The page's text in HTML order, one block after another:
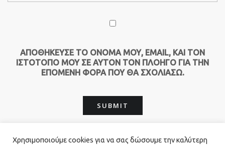
ΑΠΟΘΉΚΕΥΣΕ ΤΟ ΌΝΟΜΆ ΜΟΥ, EMAIL, ΚΑΙ ΤΟΝ
ΙΣΤΌΤΟΠΟ ΜΟΥ ΣΕ ΑΥΤΌΝ ΤΟΝ ΠΛΟΗΓΌ ΓΙΑ ΤΗΝ
ΕΠΌΜΕΝΗ ΦΟΡΆ ΠΟΥ ΘΑ ΣΧΟΛΙΆΣΩ.
Χρησιμοποιούμε cookies για να σας δώσουμε την καλύτερη